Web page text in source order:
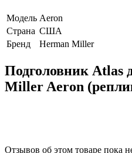
Модель Aeron
Страна США
Бренд
Herman Miller
Подголовник Atlas
Miller Aeron
Отзывов об этом товаре пока